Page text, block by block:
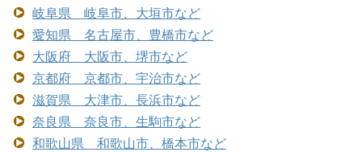
岐阜県 岐阜市、大垣市など
愛知県 名古屋市、豊橋市など
大阪府 大阪市、堺市など
京都府 京都市、宇治市など
滋賀県 大津市、長浜市など
奈良県 奈良市、生駒市など
和歌山県 和歌山市、橋本市など